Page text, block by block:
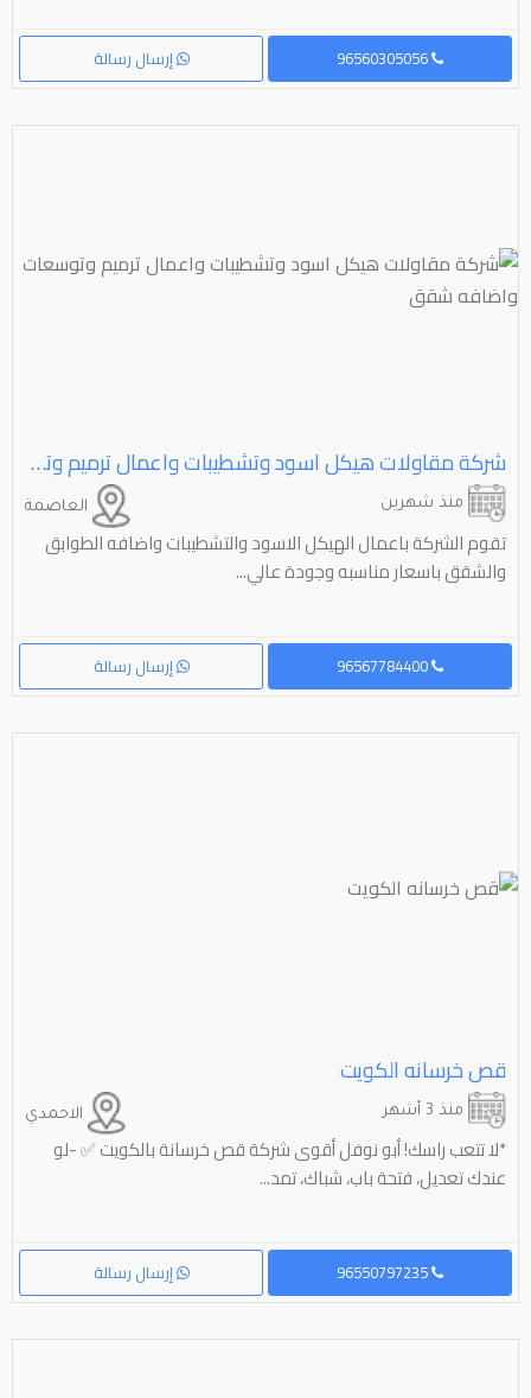
إرسال رسالة
شركة مقاولات هيكل اسود وتشطيبات واعمال ترميم وتوسعات واضافه شقق
العاصمة منذ شهرين
تقوم الشركة باعمال الهيكل الاسود والتشطيبات واضافه الطوابق
والشقق باسعار مناسبه وجودة عالي...
إرسال رسالة
قص خرسانه الكويت
الاحمدي منذ 3 أشهر
*لا تتعب راسك! أبو نوفل أقوى شركة قص خرسانة بالكويت ✅ -لو
عندك تعديل، فتحة باب، شباك، تمد...
إرسال رسالة